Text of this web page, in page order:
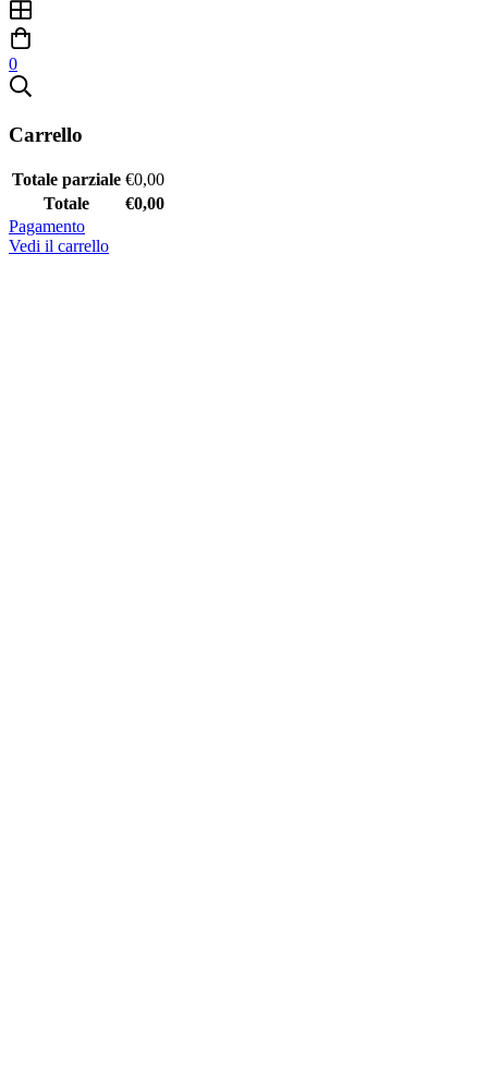
0
Carrello
Totale parziale €0,00
Totale
€0,00
Pagamento
Vedi il carrello